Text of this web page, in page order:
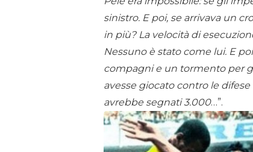
sinistro. E poi, se arrivava un
in più? La velocità di
Nessuno è stato come lui. E
compagni e un tormento per
avesse giocato contro le
avrebbe segnati 3.000…”.